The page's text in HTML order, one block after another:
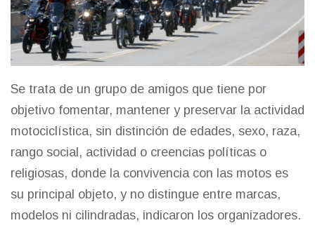
Se trata de un grupo de amigos que tiene por
objetivo fomentar, mantener y preservar la actividad
motociclística, sin distinción de edades, sexo, raza,
rango social, actividad o creencias políticas o
religiosas, donde la convivencia con las motos es
su principal objeto, y no distingue entre marcas,
modelos ni cilindradas, indicaron los organizadores.